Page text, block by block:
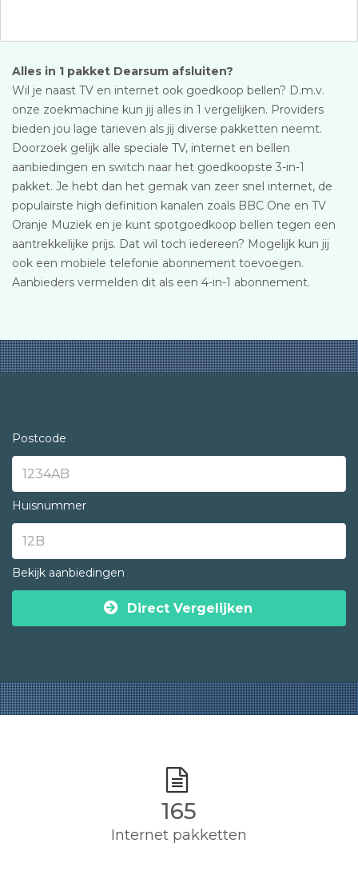
Alles in 1 pakket Dearsum afsluiten?
Wil je naast TV en internet ook goedkoop bellen? D.m.v.
onze zoekmachine kun jij alles in 1 vergelijken. Providers
bieden jou lage tarieven als jij diverse pakketten neemt.
Doorzoek gelijk alle speciale TV, internet en bellen
aanbiedingen en switch naar het goedkoopste 3-in-1
pakket. Je hebt dan het gemak van zeer snel internet, de
populairste high definition kanalen zoals BBC One en TV
Oranje Muziek en je kunt spotgoedkoop bellen tegen een
aantrekkelijke prijs. Dat wil toch iedereen? Mogelijk kun jij
ook een mobiele telefonie abonnement toevoegen.
Aanbieders vermelden dit als een 4-in-1 abonnement.
Postcode
Huisnummer
Bekijk aanbiedingen
Direct Vergelijken
165
Internet pakketten